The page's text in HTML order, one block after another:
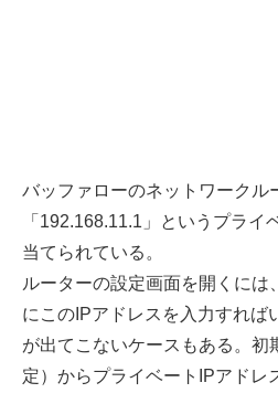
バッファローのネットワークル
「192.168.11.1」というプライ
当てられている。
ルーターの設定画面を開くには
にこのIPアドレスを入力すれば
が出てこないケースもある。初
定）からプライベートIPアドレ